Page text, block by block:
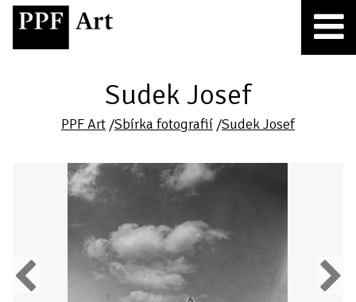
Sudek Josef
PPF Art /Sbírka fotografií /Sudek Josef
Previous Next